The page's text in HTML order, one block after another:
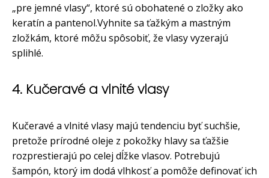
„pre jemné vlasy“, ktoré sú obohatené o zložky ako
keratín a pantenol.Vyhnite sa ťažkým a mastným
zložkám, ktoré môžu spôsobiť, že vlasy vyzerajú
splihlé.
4. Kučeravé a vlnité vlasy
Kučeravé a vlnité vlasy majú tendenciu byť suchšie,
pretože prírodné oleje z pokožky hlavy sa ťažšie
rozprestierajú po celej dĺžke vlasov. Potrebujú
šampón, ktorý im dodá vlhkosť a pomôže definovať ich